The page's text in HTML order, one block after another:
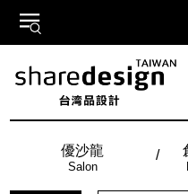
優沙龍
Salon